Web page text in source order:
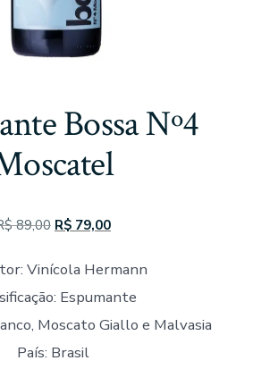
Bossa Nº4
89,00 O
original
era:
R$ 89,00.
R$ 79,00O
atual
é:
R$ 79,00.
Vinícola Hermann
Espumante
Moscato Giallo e Malvasia
País: Brasil